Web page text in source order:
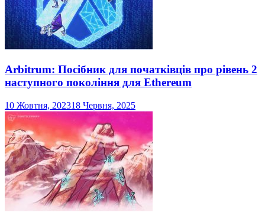
Arbitrum: Посібник для початківців про рівень 2
наступного покоління для Ethereum
10 Жовтня, 202318 Червня, 2025